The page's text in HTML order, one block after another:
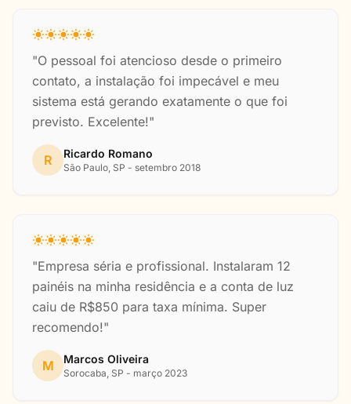
"O pessoal foi atencioso desde o primeiro
contato, a instalação foi impecável e meu
sistema está gerando exatamente o que foi
previsto. Excelente!"
R Ricardo Romano
São Paulo, SP - setembro 2018
"Empresa séria e profissional. Instalaram 12
painéis na minha residência e a conta de luz
caiu de R$850 para taxa mínima. Super
recomendo!"
M Marcos Oliveira
Sorocaba, SP - março 2023